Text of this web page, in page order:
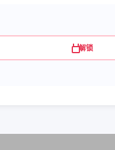
解锁